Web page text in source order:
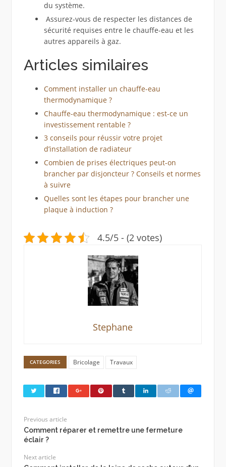
du système.
Assurez-vous de respecter les distances de
sécurité requises entre le chauffe-eau et les
autres appareils à gaz.
Articles similaires
Comment installer un chauffe-eau
thermodynamique ?
Chauffe-eau thermodynamique : est-ce un
investissement rentable ?
3 conseils pour réussir votre projet
d’installation de radiateur
Combien de prises électriques peut-on
brancher par disjoncteur ? Conseils et normes
à suivre
Quelles sont les étapes pour brancher une
plaque à induction ?
4.5/5 - (2 votes)
Stephane
CATEGORIES Bricolage Travaux
Previous article
Comment réparer et remettre une fermeture
éclair ?
Next article